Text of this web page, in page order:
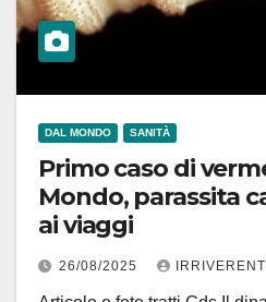
DAL MONDO SANITÀ
Primo caso di
Mondo, parassita
ai viaggi
26/08/2025